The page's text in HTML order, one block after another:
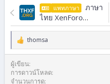
แพทภาษา
ภาษา
ไทย XenForo
Resource Manager
2.1.x
ป
ฏิ
ริ
ย
า
thomsa
ผู้เขียน
การดาวน์โหลด
จำนวนการดู